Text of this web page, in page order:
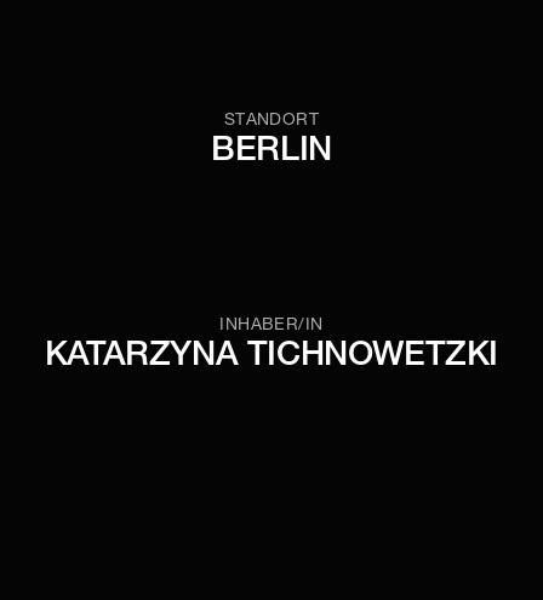
STANDORT
BERLIN
INHABER/IN
KATARZYNA TICHNOWETZKI